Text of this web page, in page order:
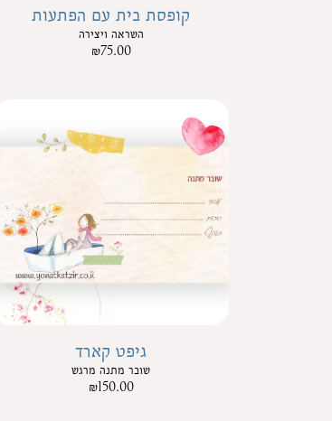
קופסת בית עם הפתעות
השראה ויצירה
₪75.00
גיפט קארד
שובר מתנה מרגש
₪150.00